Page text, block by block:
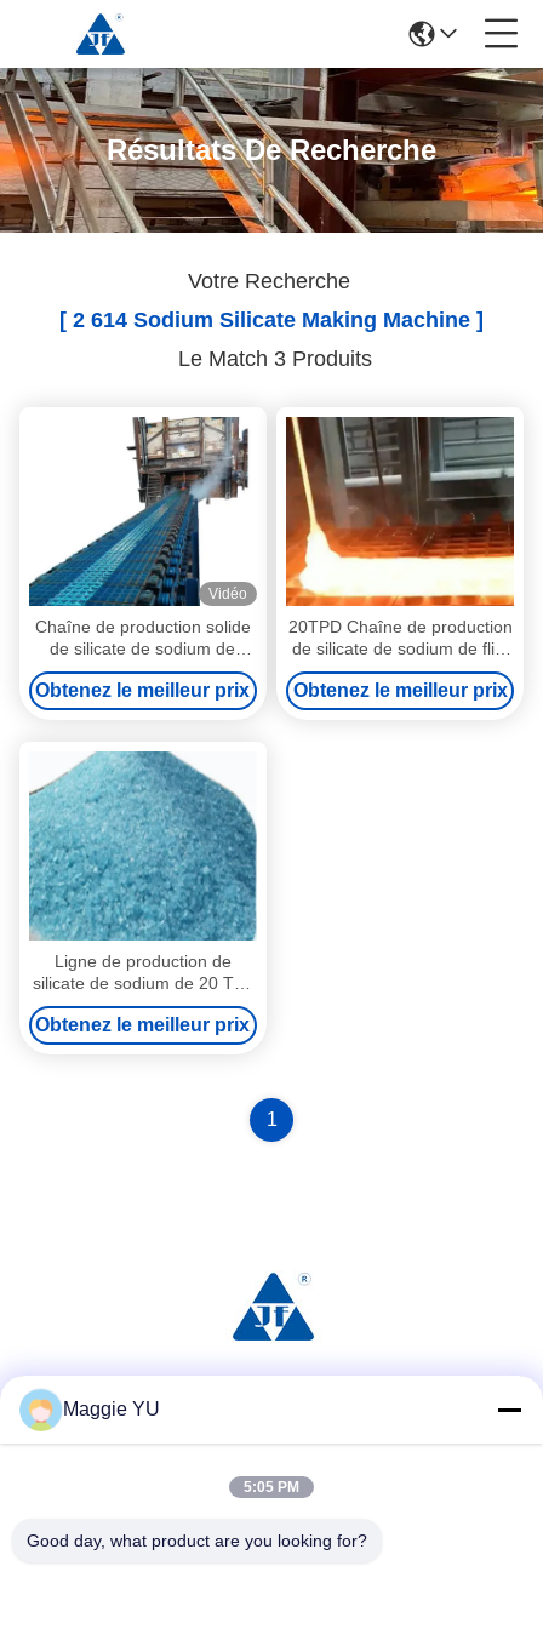
Résultats De Recherche
Votre Recherche
[ 2 614 Sodium Silicate Making Machine ]
Le Match 3 Produits
Vidéo
Chaîne de production solide
de silicate de sodium de
morceau du module 3
application d'industrie
chimique
Obtenez le meilleur prix
20TPD Chaîne de production
de silicate de sodium de flint
Processus humide à usage
industriel
Obtenez le meilleur prix
Ligne de production de
silicate de sodium de 20 Tpd
Silicate de sodium solide de
haute qualité pour usage
industriel
Obtenez le meilleur prix
1
Maggie YU
5:05 PM
Good day, what product are you looking for?